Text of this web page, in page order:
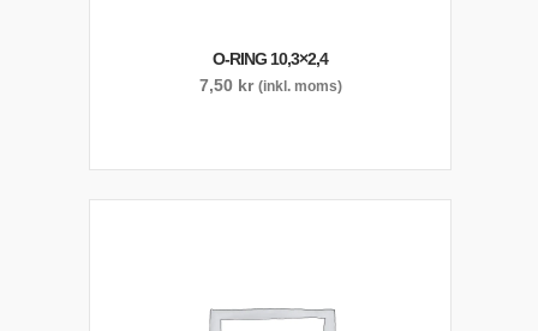
O-RING 10,3×2,4
7,50 kr (inkl. moms)